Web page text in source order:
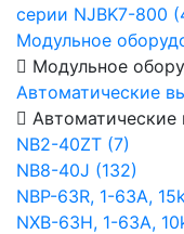
серии NJBK7-800
Модульное
Модульное
Автоматические
Автоматические
NB2-40ZT (7)
NB8-40J (132)
NBP-63R, 1-63A,
NXB-63H, 1-63A,